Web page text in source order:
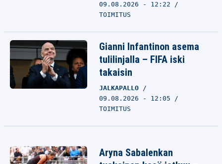
09.08.2026 - 12:22
TOIMITUS
Gianni Infantinon asema
tulilinjalla – FIFA iski
takaisin
JALKAPALLO
09.08.2026 - 12:05
TOIMITUS
Aryna Sabalenkan